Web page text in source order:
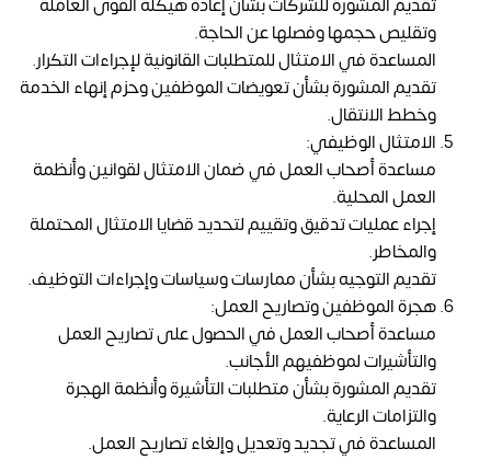
وتقليص حجمها وفصلها عن الحاجة.
المساعدة في الامتثال للمتطلبات القانونية لإجراءات التكرار.
تقديم المشورة بشأن تعويضات الموظفين وحزم إنهاء الخدمة
وخطط الانتقال.
الامتثال الوظيفي:
مساعدة أصحاب العمل في ضمان الامتثال لقوانين وأنظمة
العمل المحلية.
إجراء عمليات تدقيق وتقييم لتحديد قضايا الامتثال المحتملة
والمخاطر.
تقديم التوجيه بشأن ممارسات وسياسات وإجراءات التوظيف.
هجرة الموظفين وتصاريح العمل:
مساعدة أصحاب العمل في الحصول على تصاريح العمل
والتأشيرات لموظفيهم الأجانب.
تقديم المشورة بشأن متطلبات التأشيرة وأنظمة الهجرة
والتزامات الرعاية.
المساعدة في تجديد وتعديل وإلغاء تصاريح العمل.